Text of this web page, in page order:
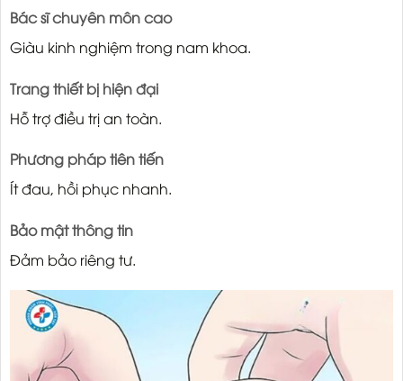
Bác sĩ chuyên môn cao
Giàu kinh nghiệm trong nam khoa.
Trang thiết bị hiện đại
Hỗ trợ điều trị an toàn.
Phương pháp tiên tiến
Ít đau, hồi phục nhanh.
Bảo mật thông tin
Đảm bảo riêng tư.